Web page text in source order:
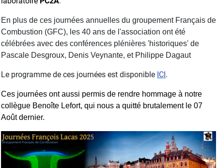
En plus de ces journées annuelles du groupement Français de
Combustion (GFC), les 40 ans de l'association ont été
célébrées avec des conférences plénières 'historiques' de
Pascale Desgroux, Denis Veynante, et Philippe Dagaut
Le programme de ces journées est disponible ICI.
Ces journées ont aussi permis de rendre hommage à notre
collègue Benoîte Lefort, qui nous a quitté brutalement le 07
Août dernier.